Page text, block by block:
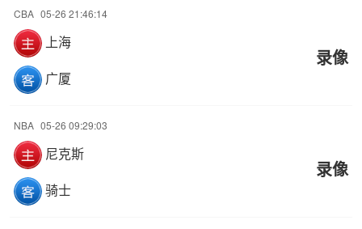
CBA 05-26 21:46:14
上海
广厦
录像
NBA 05-26 09:29:03
尼克斯
骑士
录像